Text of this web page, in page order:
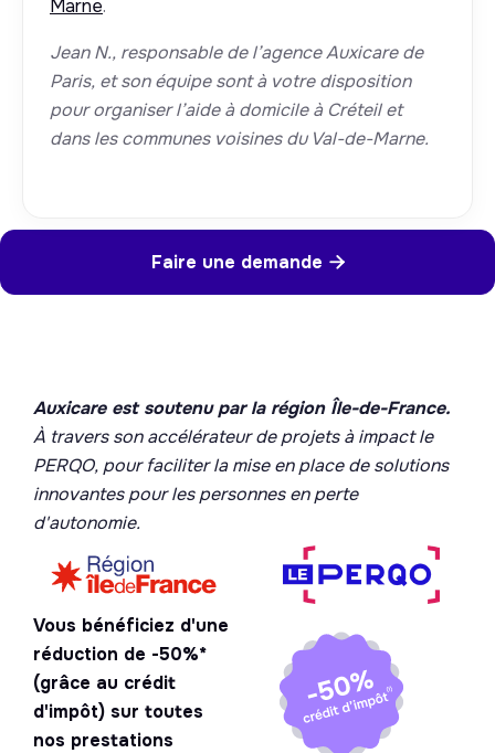
Marne.
Jean N., responsable de l’agence Auxicare de
Paris, et son équipe sont à votre disposition
pour organiser l’aide à domicile à Créteil et
dans les communes voisines du Val-de-Marne.
Faire une demande 
Auxicare est soutenu par la région Île-de-France.
À travers son accélérateur de projets à impact le
PERQO, pour faciliter la mise en place de solutions
innovantes pour les personnes en perte
d'autonomie.
Vous bénéficiez d'une
réduction de -50%*
(grâce au crédit
d'impôt) sur toutes
nos prestations